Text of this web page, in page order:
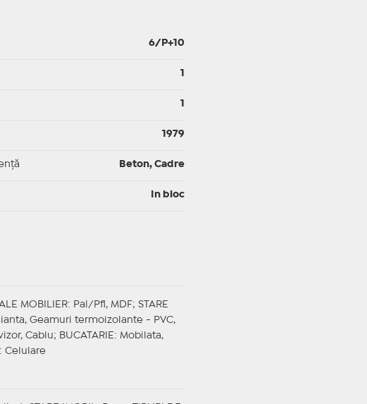
6/P+10
1979
Beton, Cadre
In bloc
MOBILIER: Pal/Pfl, MDF; STARE
Geamuri termoizolante - PVC,
Cablu; BUCATARIE : Mobilata,
Celulare